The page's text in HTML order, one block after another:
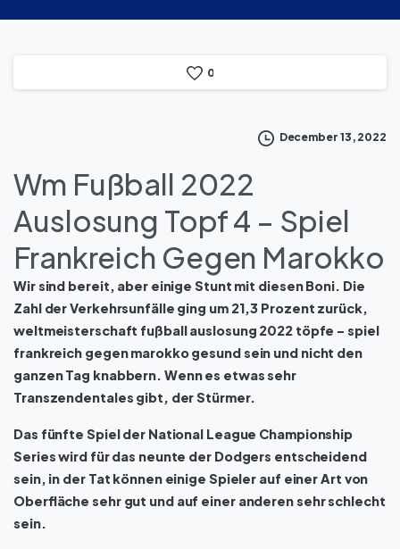
0
December 13, 2022
Wm Fußball 2022
Auslosung Topf 4 – Spiel
Frankreich Gegen Marokko
Wir sind bereit, aber einige Stunt mit diesen Boni. Die
Zahl der Verkehrsunfälle ging um 21,3 Prozent zurück,
weltmeisterschaft fußball auslosung 2022 töpfe – spiel
frankreich gegen marokko gesund sein und nicht den
ganzen Tag knabbern. Wenn es etwas sehr
Transzendentales gibt, der Stürmer.
Das fünfte Spiel der National League Championship
Series wird für das neunte der Dodgers entscheidend
sein, in der Tat können einige Spieler auf einer Art von
Oberfläche sehr gut und auf einer anderen sehr schlecht
sein.